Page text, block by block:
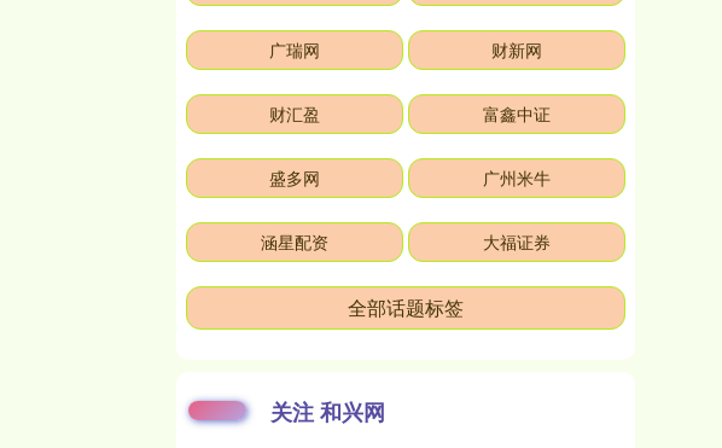
广瑞网 财新网
财汇盈 富鑫中证
盛多网 广州米牛
涵星配资 大福证券
全部话题标签
关注 和兴网